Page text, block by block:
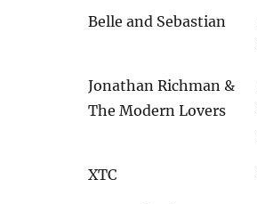
Belle and Sebastian
Jonathan Richman &
The Modern Lovers
XTC